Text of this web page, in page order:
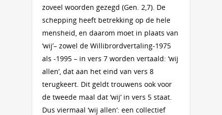
zoveel woorden gezegd (Gen. 2,7). De
schepping heeft betrekking op de hele
mensheid, en daarom moet in plaats van
‘wij’– zowel de Willibrordvertaling-1975
als -1995 – in vers 7 worden vertaald: ‘wij
allen’, dat aan het eind van vers 8
terugkeert. Dit geldt trouwens ook voor
de tweede maal dat ‘wij’ in vers 5 staat.
Dus viermaal ‘wij allen’: een collectief